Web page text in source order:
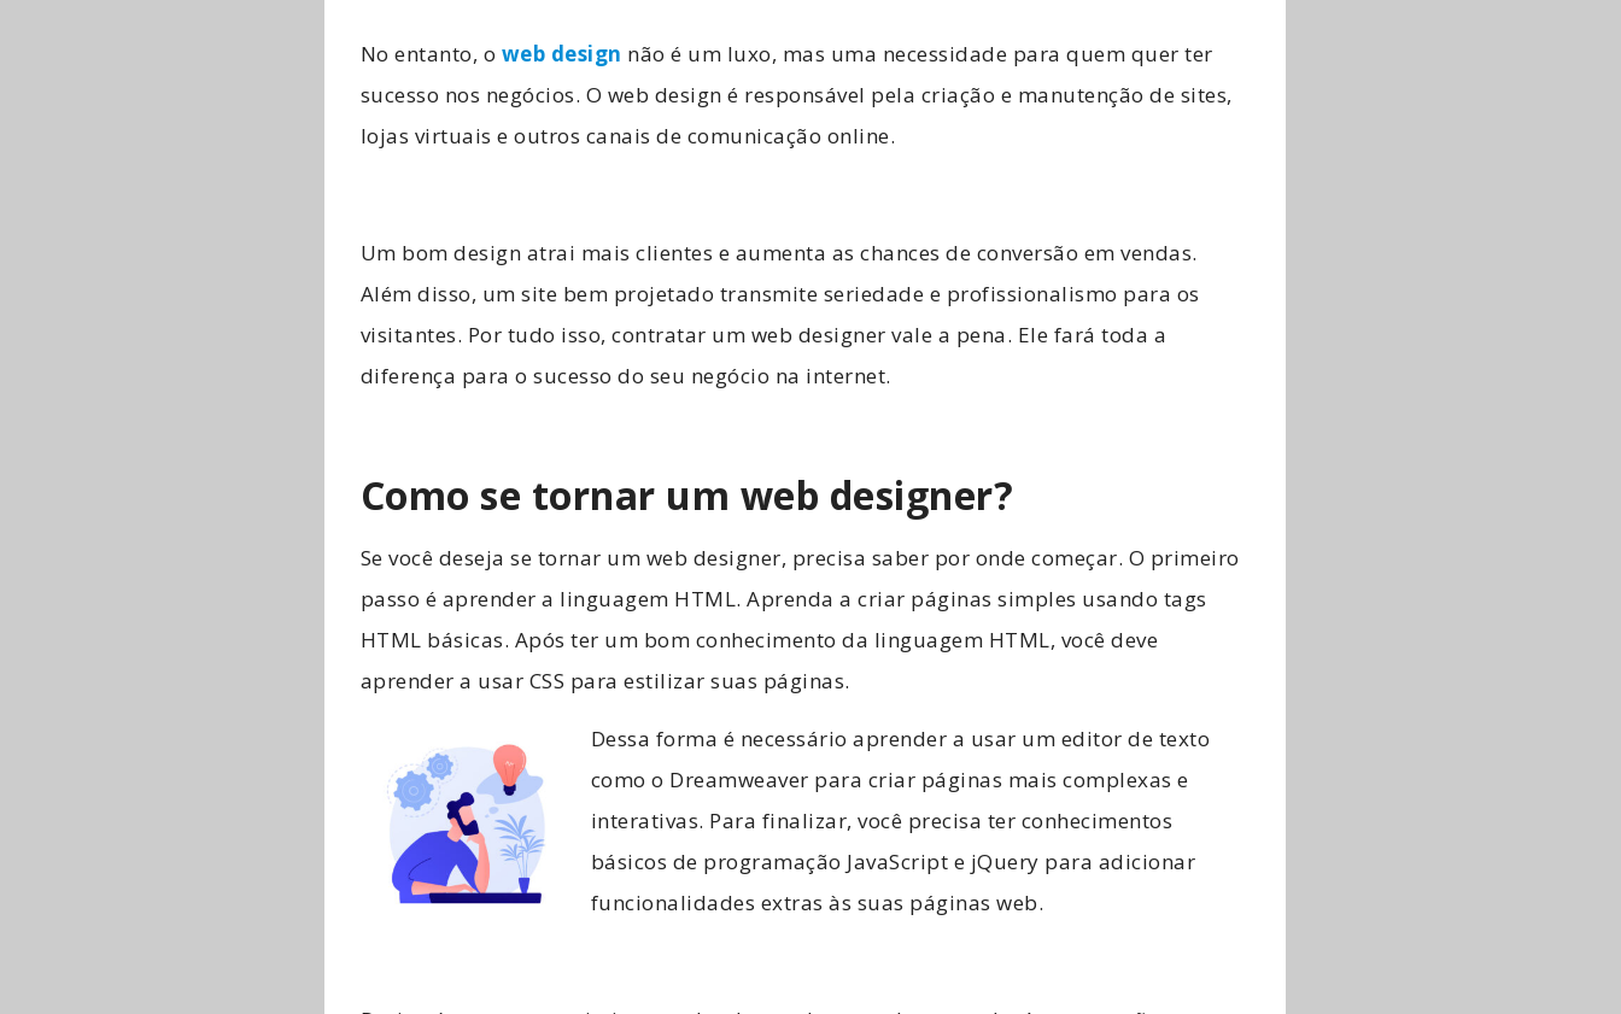
No entanto, o web design não é um luxo, mas uma necessidade para quem quer ter
sucesso nos negócios. O web design é responsável pela criação e manutenção de sites,
lojas virtuais e outros canais de comunicação online.
Um bom design atrai mais clientes e aumenta as chances de conversão em vendas.
Além disso, um site bem projetado transmite seriedade e profissionalismo para os
visitantes. Por tudo isso, contratar um web designer vale a pena. Ele fará toda a
diferença para o sucesso do seu negócio na internet.
Como se tornar um web designer?
Se você deseja se tornar um web designer, precisa saber por onde começar. O primeiro
passo é aprender a linguagem HTML. Aprenda a criar páginas simples usando tags
HTML básicas. Após ter um bom conhecimento da linguagem HTML, você deve
aprender a usar CSS para estilizar suas páginas.
Dessa forma é necessário aprender a usar um editor de texto
como o Dreamweaver para criar páginas mais complexas e
interativas. Para finalizar, você precisa ter conhecimentos
básicos de programação JavaScript e jQuery para adicionar
funcionalidades extras às suas páginas web.